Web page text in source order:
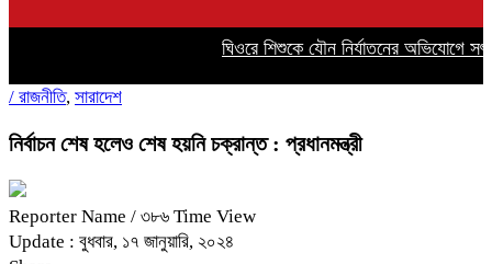
ঘিওরে শিশুকে যৌন নির্যাতনের অভিযোগে সৎ
/ রাজনীতি, সারাদেশ
নির্বাচন শেষ হলেও শেষ হয়নি চক্রান্ত : প্রধানমন্ত্রী
Reporter Name / ৩৮৬ Time View
Update : বুধবার, ১৭ জানুয়ারি, ২০২৪